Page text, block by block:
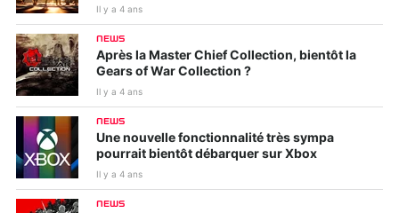
Il y a 4 ans
NEWS
Après la Master Chief Collection, bientôt la
Gears of War Collection ?
Il y a 4 ans
NEWS
Une nouvelle fonctionnalité très sympa
pourrait bientôt débarquer sur Xbox
Il y a 4 ans
NEWS